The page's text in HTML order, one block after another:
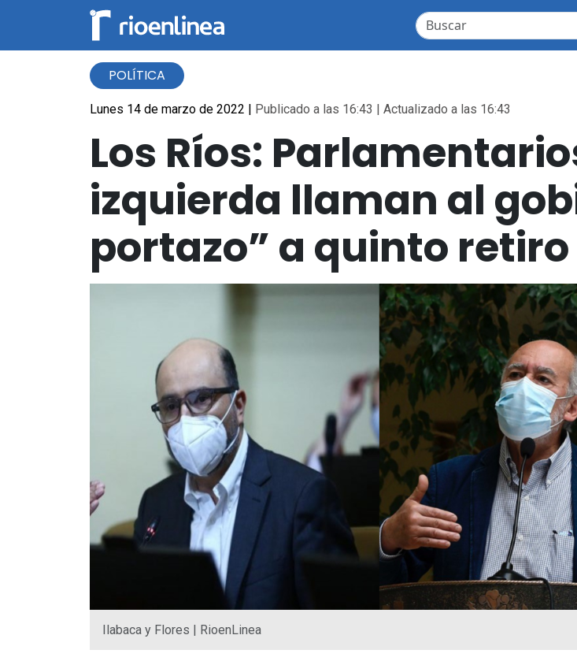
POLÍTICA
Lunes 14 de marzo de 2022 | Publicado a las 16:43 | Actualizado a las 16:43
Los Ríos:
izquierda llaman al
portazo” a quinto retiro
Ilabaca y Flores | RioenLinea